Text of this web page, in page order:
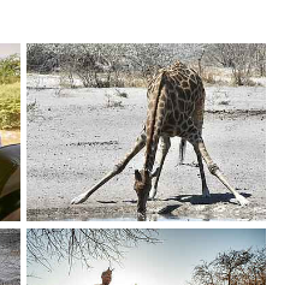
Show larger version
Show larger version